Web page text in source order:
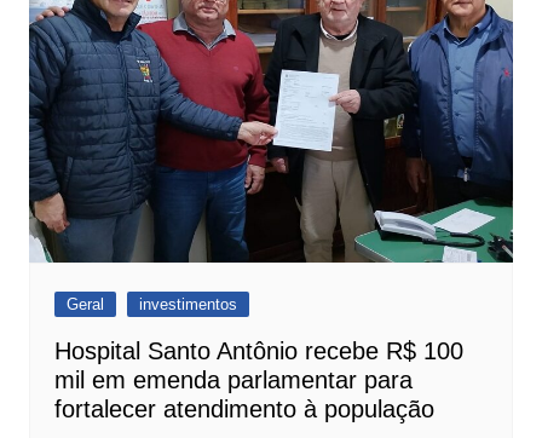
Geral investimentos
Hospital Santo Antônio recebe R$ 100
mil em emenda parlamentar para
fortalecer atendimento à população